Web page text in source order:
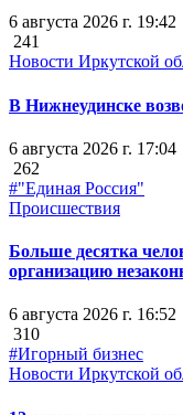
6 августа 2026 г. 19:42
241
Новости Иркутской
В Нижнеудинске
6 августа 2026 г. 17:04
262
#"Единая Россия"
Происшествия
Больше десятка
организацию
6 августа 2026 г. 16:52
310
#Игорный бизнес
Новости Иркутской